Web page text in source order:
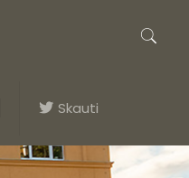
Skauti